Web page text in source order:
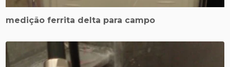
medição ferrita delta para campo